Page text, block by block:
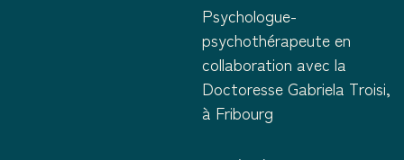
Psychologue-
psychothérapeute en
collaboration avec la
Doctoresse Gabriela Troisi,
à Fribourg